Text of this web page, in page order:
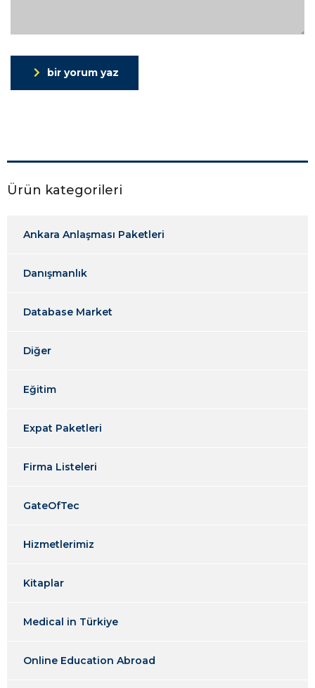
bir yorum yaz
Ürün kategorileri
Ankara Anlaşması Paketleri
Danışmanlık
Database Market
Diğer
Eğitim
Expat Paketleri
Firma Listeleri
GateOfTec
Hizmetlerimiz
Kitaplar
Medical in Türkiye
Online Education Abroad